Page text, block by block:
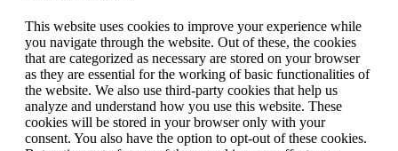
This website uses cookies to improve your experience while
you navigate through the website. Out of these, the cookies
that are categorized as necessary are stored on your browser
as they are essential for the working of basic functionalities of
the website. We also use third-party cookies that help us
analyze and understand how you use this website. These
cookies will be stored in your browser only with your
consent. You also have the option to opt-out of these cookies.